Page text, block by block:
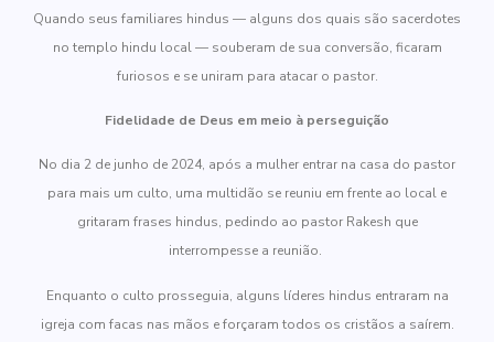
Quando seus familiares hindus — alguns dos quais são sacerdotes
no templo hindu local — souberam de sua conversão, ficaram
furiosos e se uniram para atacar o pastor.
Fidelidade de Deus em meio à perseguição
No dia 2 de junho de 2024, após a mulher entrar na casa do pastor
para mais um culto, uma multidão se reuniu em frente ao local e
gritaram frases hindus, pedindo ao pastor Rakesh que
interrompesse a reunião.
Enquanto o culto prosseguia, alguns líderes hindus entraram na
igreja com facas nas mãos e forçaram todos os cristãos a saírem.